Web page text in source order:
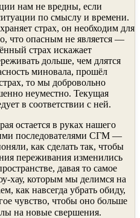
нам не вредны, если
по смыслу и времени.
страх, он необходим для
что опасным не является —
страх искажает
дольше, чем длятся
миновала, прошёл
то мы добровольно
неуместно. Текущая
в соответствии с ней.
остается в руках нашего
последователями СГМ —
как сделать так, чтобы
переживания изменились
давая то самое
хау, которым мы делимся на
как навсегда убрать обиду,
чувство, чтобы оно больше
на новые свершения.⠀